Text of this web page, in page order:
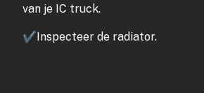
van je IC truck.
✔ Inspecteer de radiator.